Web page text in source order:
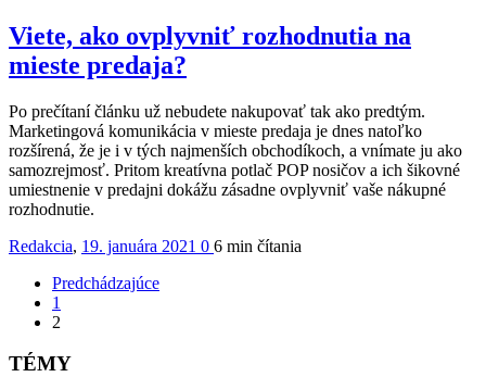
Viete, ako ovplyvniť rozhodnutia na
mieste predaja?
Po prečítaní článku už nebudete nakupovať tak ako predtým.
Marketingová komunikácia v mieste predaja je dnes natoľko
rozšírená, že je i v tých najmenších obchodíkoch, a vnímate ju ako
samozrejmosť. Pritom kreatívna potlač POP nosičov a ich šikovné
umiestnenie v predajni dokážu zásadne ovplyvniť vaše nákupné
rozhodnutie.
Redakcia, 19. januára 2021 0 6 min čítania
Predchádzajúce
1
2
TÉMY